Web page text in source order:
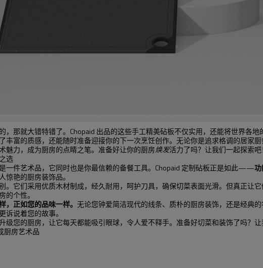
，那就大错特错了。Chopaid 出品的这些手工精美砧板不仅实用，还能将世界各
丰富的质感，还能随时准备迎接你的下一次烹饪创作。无论你是追求格调的居
魅力，成为厨房的点睛之笔。准备好让你的厨房焕发活力了吗？让我们一起探索吧
选
一件艺术品，它同时也是你最信赖的备餐工具。Chopaid 定制砧板正是如此——
艳的厨房装饰品。
。它们采用优质木材制成，经久耐用，呵护刀具，确保切菜表面光滑。但真正
的个性。
，正如您的品味一样。 无论您钟爱简洁现代的线条、质朴的厨房装饰，还是经典
诉说着您的故事。
级您的厨房，让它每天都能吸引眼球，令人爱不释手。准备好切菜和装饰了吗？
厨房艺术品